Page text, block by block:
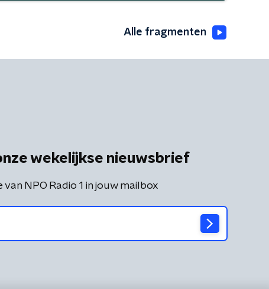
Alle fragmenten
wekelijkse nieuwsbrief
NPO Radio 1 in jouw mailbox